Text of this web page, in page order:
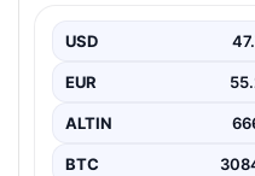
USD
EUR
ALTIN
BTC